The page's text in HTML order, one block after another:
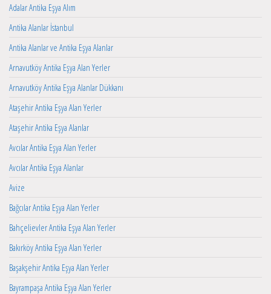
Adalar Antika Eşya Alım
Antika Alanlar İstanbul
Antika Alanlar ve Antika Eşya Alanlar
Arnavutköy Antika Eşya Alan Yerler
Arnavutköy Antika Eşya Alanlar Dükkanı
Ataşehir Antika Eşya Alan Yerler
Ataşehir Antika Eşya Alanlar
Avcılar Antika Eşya Alan Yerler
Avcılar Antika Eşya Alanlar
Avize
Bağcılar Antika Eşya Alan Yerler
Bahçelievler Antika Eşya Alan Yerler
Bakırköy Antika Eşya Alan Yerler
Başakşehir Antika Eşya Alan Yerler
Bayrampaşa Antika Eşya Alan Yerler